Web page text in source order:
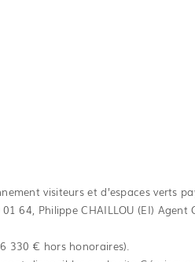
visiteurs et d’espaces verts
64, Philippe CHAILLOU (EI) Agent
330 € hors honoraires).